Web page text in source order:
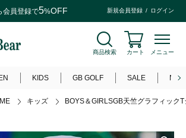
会員登録で5%OFF 新規会員登録 ログイン
商品検索 カート メニュー
KIDS GB GOLF SALE
キッズ BOYS＆GIRLSGB天竺グラフィック